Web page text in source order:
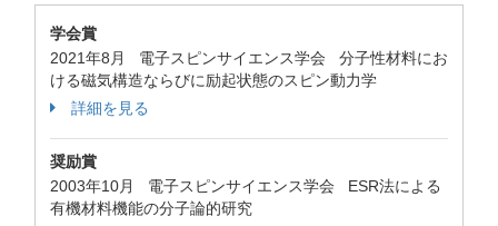
学会賞
2021年8月 電子スピンサイエンス学会 分子性材料にお
ける磁気構造ならびに励起状態のスピン動力学
詳細を見る
奨励賞
2003年10月 電子スピンサイエンス学会 ESR法による
有機材料機能の分子論的研究